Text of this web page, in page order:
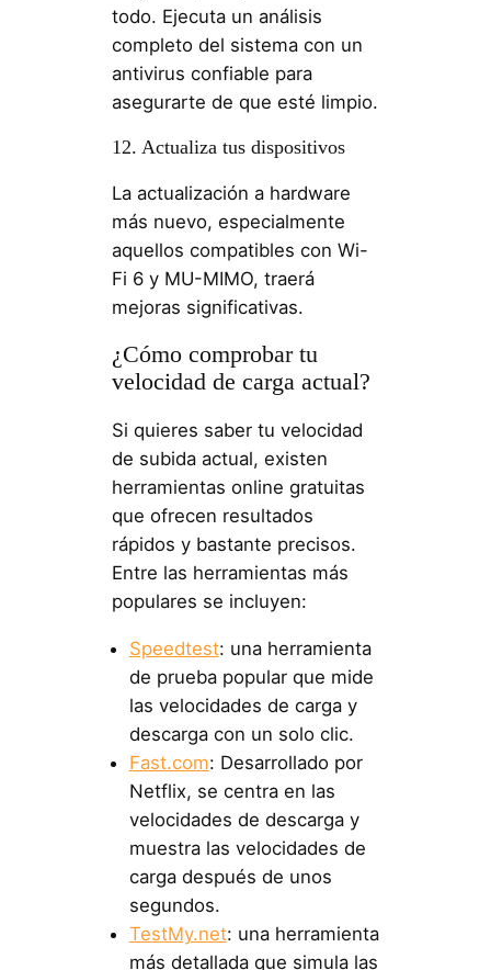
todo. Ejecuta un análisis
completo del sistema con un
antivirus confiable para
asegurarte de que esté limpio.
12. Actualiza tus dispositivos
La actualización a hardware
más nuevo, especialmente
aquellos compatibles con Wi-
Fi 6 y MU-MIMO, traerá
mejoras significativas.
¿Cómo comprobar tu
velocidad de carga actual?
Si quieres saber tu velocidad
de subida actual, existen
herramientas online gratuitas
que ofrecen resultados
rápidos y bastante precisos.
Entre las herramientas más
populares se incluyen:
Speedtest: una herramienta
de prueba popular que mide
las velocidades de carga y
descarga con un solo clic.
Fast.com: Desarrollado por
Netflix, se centra en las
velocidades de descarga y
muestra las velocidades de
carga después de unos
segundos.
TestMy.net: una herramienta
más detallada que simula las